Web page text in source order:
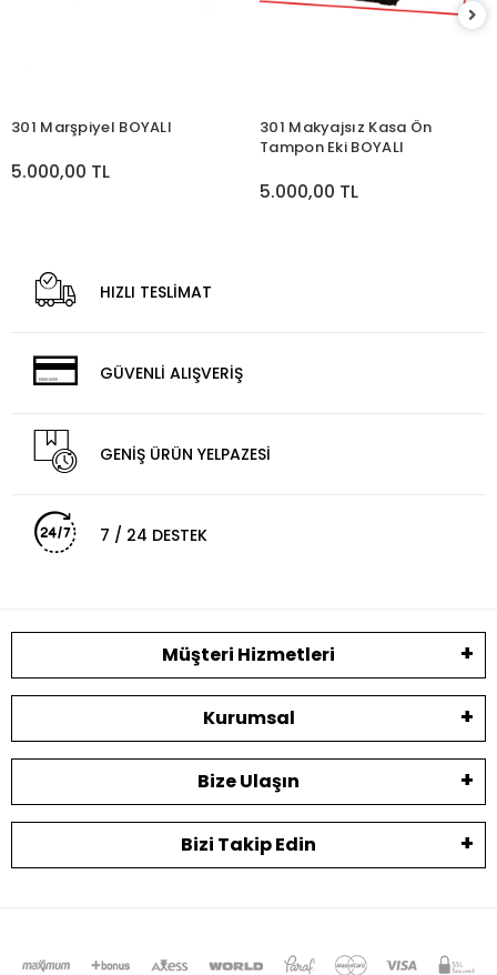
301 Marşpiyel BOYALI
5.000,00 TL
301 Makyajsız Kasa Ön
Tampon Eki BOYALI
5.000,00 TL
HIZLI TESLİMAT
GÜVENLİ ALIŞVERİŞ
GENİŞ ÜRÜN YELPAZESİ
7 / 24 DESTEK
Müşteri Hizmetleri
Kurumsal
Bize Ulaşın
Bizi Takip Edin